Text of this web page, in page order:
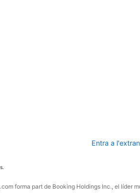
Entra a
forma part de Booking Holdings Inc., el líder